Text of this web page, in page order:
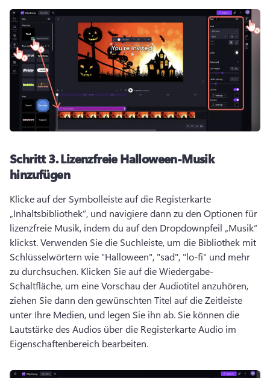
Schritt 3.Lizenzfreie Halloween-Musik
hinzufügen
Klicke auf der Symbolleiste auf die Registerkarte
„Inhaltsbibliothek“, und navigiere dann zu den Optionen für
lizenzfreie Musik, indem du auf den Dropdownpfeil „Musik“
klickst. Verwenden Sie die Suchleiste, um die Bibliothek mit
Schlüsselwörtern wie "Halloween", "sad", "lo-fi" und mehr
zu durchsuchen. Klicken Sie auf die Wiedergabe-
Schaltfläche, um eine Vorschau der Audiotitel anzuhören,
ziehen Sie dann den gewünschten Titel auf die Zeitleiste
unter Ihre Medien, und legen Sie ihn ab. Sie können die
Lautstärke des Audios über die Registerkarte Audio im
Eigenschaftenbereich bearbeiten.